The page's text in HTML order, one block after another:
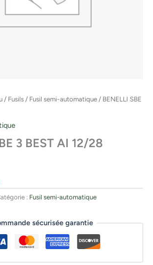
/ Fusils / Fusil semi-automatique / BENELLI SBE
3 BEST AI 12/28
: Fusil semi-automatique
sécurisée garantie